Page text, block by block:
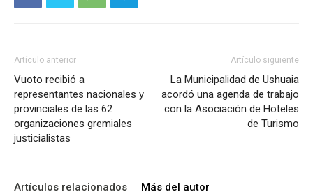
Artículo anterior
Vuoto recibió a
representantes nacionales y
provinciales de las 62
organizaciones gremiales
justicialistas
Artículo siguiente
La Municipalidad de Ushuaia
acordó una agenda de trabajo
con la Asociación de Hoteles
de Turismo
Artículos relacionados Más del autor